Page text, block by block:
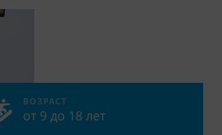
ВОЗРАСТ
от 9 до 18 лет